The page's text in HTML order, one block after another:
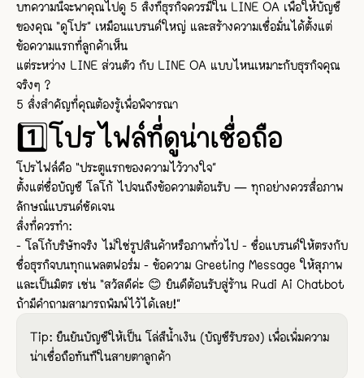
บทความนี้จะพาคุณไปดู 5 สิ่งที่ธุรกิจควรมีใน LINE OA เพื่อให้บัญชี
ของคุณ “ดูโปร” เหมือนแบรนด์ใหญ่ และสร้างความเชื่อมั่นได้ตั้งแต่
ข้อความแรกที่ลูกค้าเห็น
แต่ระหว่าง LINE ส่วนตัว กับ LINE OA แบบไหนเหมาะกับธุรกิจคุณ
จริงๆ ?
5 สิ่งสำคัญที่คุณต้องรู้เพื่อพิจารณา
1️⃣โปรไฟล์ที่ดูน่าเชื่อถือ
โปรไฟล์คือ “ประตูแรกของความไว้วางใจ”
ตั้งแต่ชื่อบัญชี โลโก้ ไปจนถึงข้อความต้อนรับ — ทุกอย่างควรสื่อภาพ
ลักษณ์แบรนด์ชัดเจน
สิ่งที่ควรทำ:
- โลโก้บริษัทจริง ไม่ใช่รูปสินค้าหรือภาพทั่วไป - ชื่อแบรนด์ให้ตรงกับ
ชื่อธุรกิจบนทุกแพลตฟอร์ม - ข้อความ Greeting Message ให้สุภาพ
และเป็นมิตร เช่น “สวัสดีค่ะ 😊 ยินดีต้อนรับสู่ร้าน Rudi Ai Chatbot
ถ้ามีคำถามสามารถพิมพ์ไว้ได้เลย!”
Tip: ยืนยันบัญชีให้เป็น โล่สีน้ำเงิน (บัญชีรับรอง) เพื่อเพิ่มความ
น่าเชื่อถือทันทีในสายตาลูกค้า